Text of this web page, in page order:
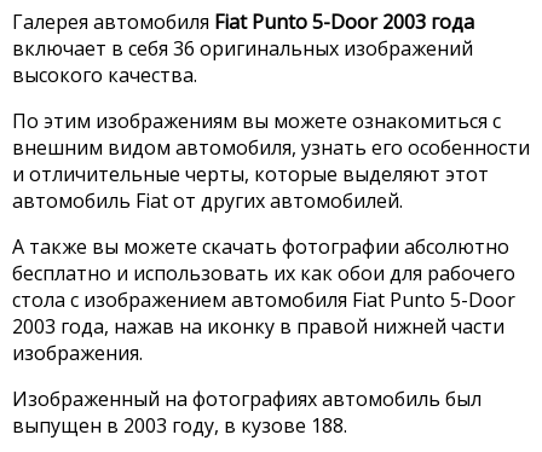
Галерея автомобиля Fiat Punto 5-Door 2003 года
включает в себя 36 оригинальных изображений
высокого качества.
По этим изображениям вы можете ознакомиться с
внешним видом автомобиля, узнать его особенности
и отличительные черты, которые выделяют этот
автомобиль Fiat от других автомобилей.
А также вы можете скачать фотографии абсолютно
бесплатно и использовать их как обои для рабочего
стола с изображением автомобиля Fiat Punto 5-Door
2003 года, нажав на иконку в правой нижней части
изображения.
Изображенный на фотографиях автомобиль был
выпущен в 2003 году, в кузове 188.